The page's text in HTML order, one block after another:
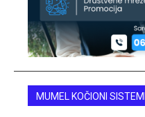
MUMEL KOČIONI SISTEMI